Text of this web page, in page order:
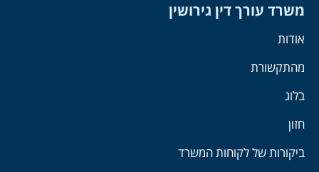
משרד עורך דין גירושין
אודות
מהתקשורת
בלוג
חזון
ביקורות של לקוחות המשרד